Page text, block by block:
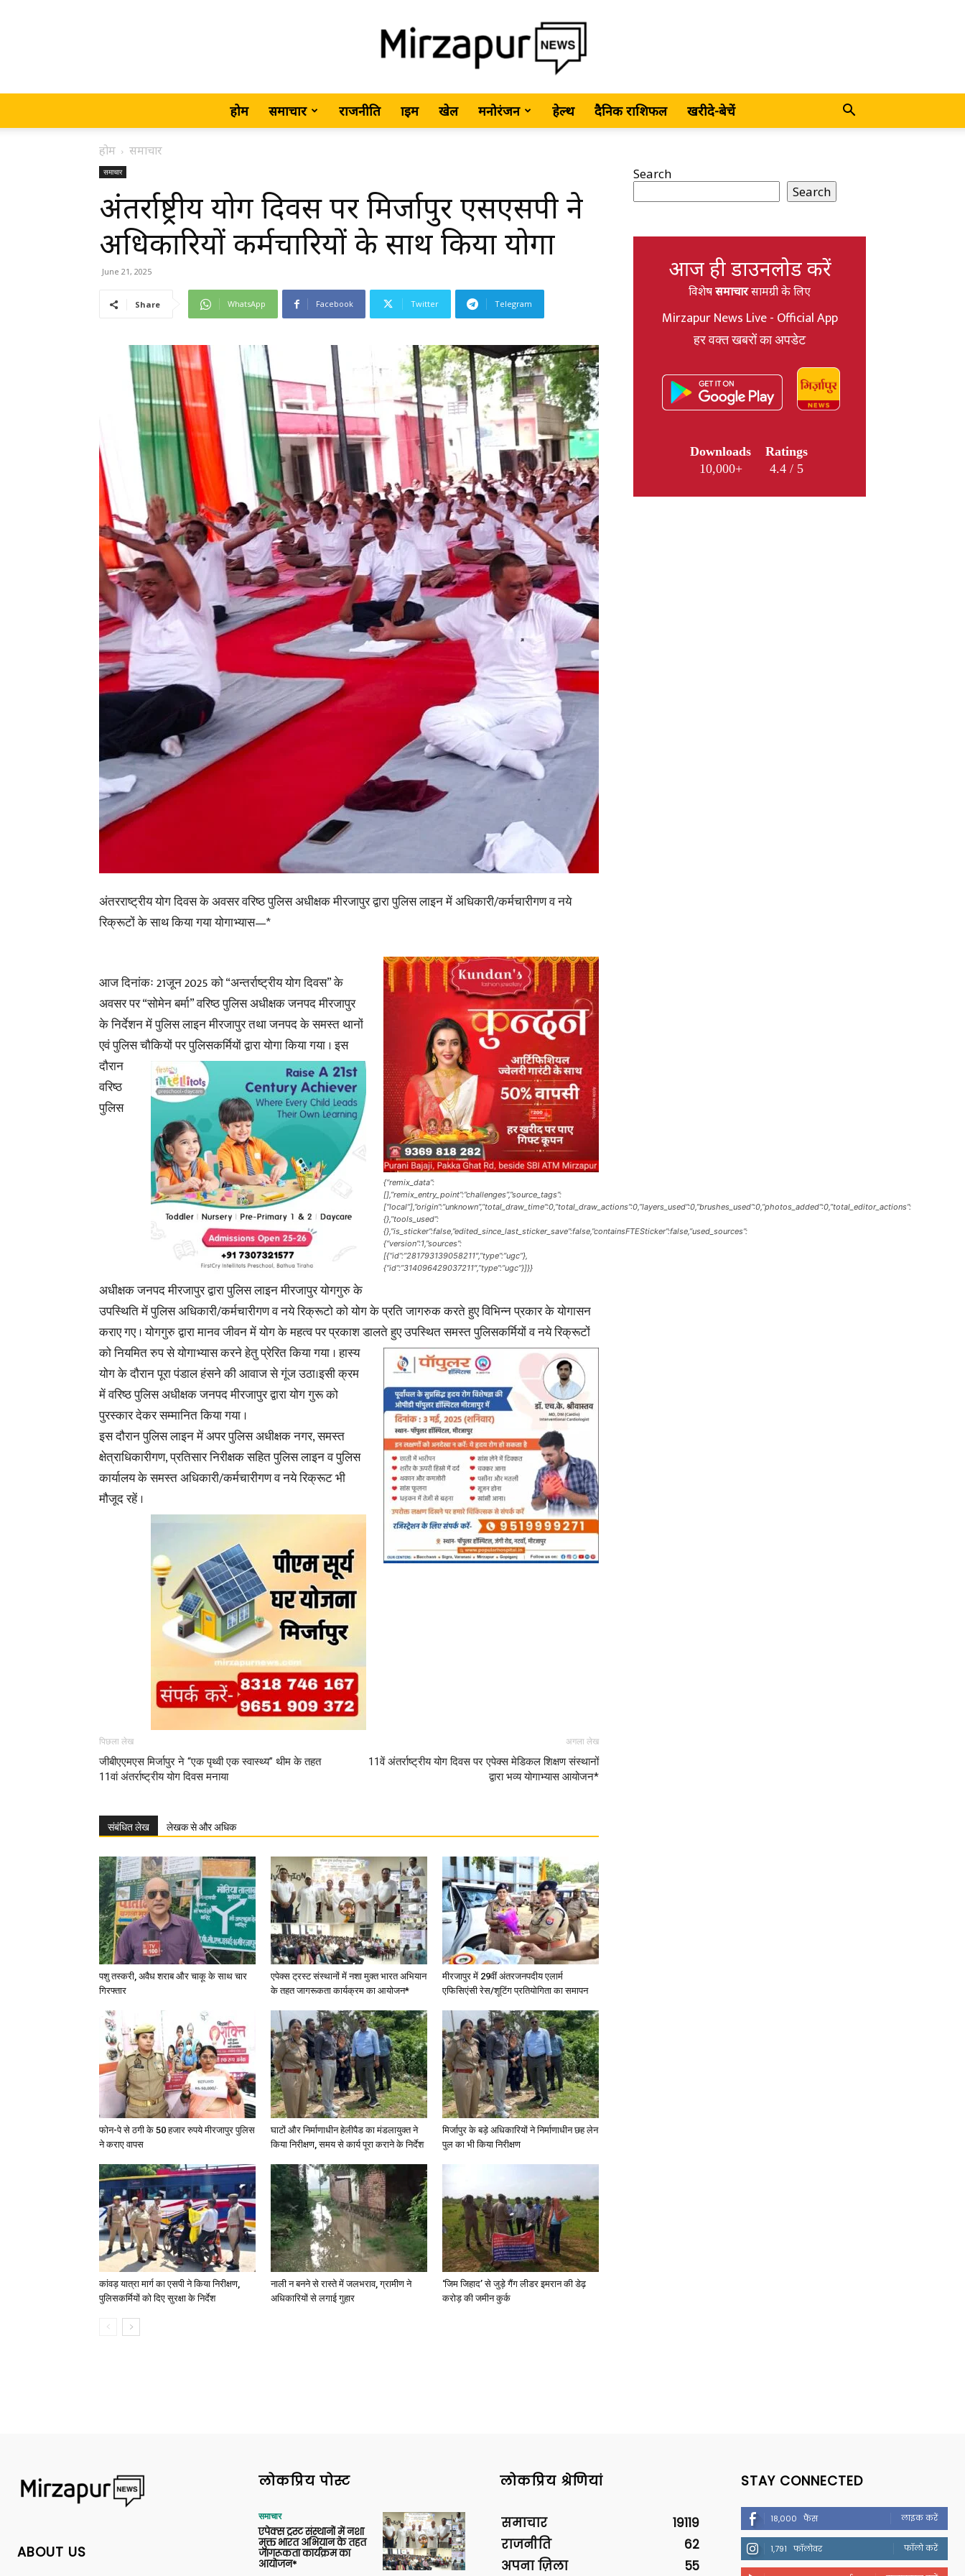
MirzapurNews.com
•
Hindi
News,
Latest
News
in
Hindi,
Today
Hindi
News
Paper
होम समाचार राजनीति क्राइम खेल मनोरंजन हेल्थ दैनिक राशिफल खरीदे-बेचें
होम समाचार
समाचार
अंतर्राष्ट्रीय योग दिवस पर मिर्जापुर एसएसपी ने
अधिकारियों कर्मचारियों के साथ किया योगा
June 21, 2025
Share WhatsApp Facebook Twitter Telegram
अंतरराष्ट्रीय योग दिवस के अवसर वरिष्ठ पुलिस अधीक्षक मीरजापुर द्वारा पुलिस लाइन में अधिकारी/कर्मचारीगण व नये
रिक्रूटों के साथ किया गया योगाभ्यास—*
{“remix_data”:
[],”remix_entry_point”:”challenges”,”source_tags”:
[“local”],”origin”:”unknown”,”total_draw_time”:0,”total_draw_actions”:0,”layers_used”:0,”brushes_used”:0,”photos_added”:0,”total_editor_actions”:
{},”tools_used”:
{},”is_sticker”:false,”edited_since_last_sticker_save”:false,”containsFTESticker”:false,”used_sources”:
{“version”:1,”sources”:
[{“id”:”281793139058211″,”type”:”ugc”},
{“id”:”314096429037211″,”type”:”ugc”}]}}
आज दिनांकः 21जून 2025 को “अन्तर्राष्ट्रीय योग दिवस” के
अवसर पर “सोमेन बर्मा” वरिष्ठ पुलिस अधीक्षक जनपद मीरजापुर
के निर्देशन में पुलिस लाइन मीरजापुर तथा जनपद के समस्त थानों
एवं पुलिस चौकियों पर पुलिसकर्मियों द्वारा योगा किया गया ।इस
दौरान
वरिष्ठ
पुलिस
अधीक्षक जनपद मीरजापुर द्वारा पुलिस लाइन मीरजापुर योगगुरु के
उपस्थिति में पुलिस अधिकारी/कर्मचारीगण व नये रिक्रूटो को योग के प्रति जागरुक करते हुए विभिन्न प्रकार के योगासन
कराए गए । योगगुरु द्वारा मानव जीवन में योग के महत्व पर प्रकाश डालते हुएउपस्थित समस्त पुलिसकर्मियों व नये रिक्रूटों
को नियमित रुप से योगाभ्यास करने हेतु प्रेरित किया गया । हास्य
योग के दौरान पूरा पंडाल हंसने की आवाज से गूंज उठा।इसी क्रम
में वरिष्ठ पुलिस अधीक्षक जनपद मीरजापुर द्वारा योग गुरू को
पुरस्कार देकर सम्मानित किया गया ।
इस दौरान पुलिस लाइन में अपर पुलिस अधीक्षक नगर, समस्त
क्षेत्राधिकारीगण, प्रतिसार निरीक्षक सहित पुलिस लाइन व पुलिस
कार्यालय के समस्त अधिकारी/कर्मचारीगण व नये रिक्रूट भी
मौजूद रहें ।
पिछला लेख
जीबीएएमएस मिर्जापुर ने “एक पृथ्वी एक स्वास्थ्य” थीम के तहत
11वां अंतर्राष्ट्रीय योग दिवस मनाया
अगला लेख
11वें अंतर्राष्ट्रीय योग दिवस पर एपेक्स मेडिकल शिक्षण संस्थानों
द्वारा भव्य योगाभ्यास आयोजन*
संबंधित लेख लेखक से और अधिक
पशु तस्करी, अवैध शराब और चाकू के साथ चार
गिरफ्तार
एपेक्स ट्रस्ट संस्थानों में नशा मुक्त भारत अभियान
के तहत जागरूकता कार्यक्रम का आयोजन*
मीरजापुर में 29वीं अंतरजनपदीय एलार्म
एफिसिएंसी रेस/शूटिंग प्रतियोगिता का समापन
फोन-पे से ठगी के 50 हजार रुपये मीरजापुर पुलिस
ने कराए वापस
घाटों और निर्माणाधीन हेलीपैड का मंडलायुक्त ने
किया निरीक्षण, समय से कार्य पूरा कराने के निर्देश
मिर्जापुर के बड़े अधिकारियों ने निर्माणाधीन छह लेन
पुल का भी किया निरीक्षण
कांवड़ यात्रा मार्ग का एसपी ने किया निरीक्षण,
पुलिसकर्मियों को दिए सुरक्षा के निर्देश
नाली न बनने से रास्ते में जलभराव, ग्रामीण ने
अधिकारियों से लगाई गुहार
‘जिम जिहाद’ से जुड़े गैंग लीडर इमरान की डेढ़
करोड़ की जमीन कुर्क
Search
Search
आज ही डाउनलोड करें
विशेषसमाचारसामग्री के लिए
Mirzapur News Live - Official App
हर वक्त खबरों का अपडेट
Downloads
10,000+
Ratings
4.4 / 5
ABOUT US
लोकप्रिय पोस्ट
समाचार
एपेक्स ट्रस्ट संस्थानों में नशा
मुक्त भारत अभियान के तहत
जागरूकता कार्यक्रम का
आयोजन*
लोकप्रिय श्रेणियां
समाचार
19119
राजनीति
62
अपना ज़िला
55
STAY CONNECTED
18,000 फैंस लाइक करें
1,791 फॉलोवर फॉलो करें